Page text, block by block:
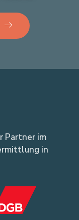
Partner im
in